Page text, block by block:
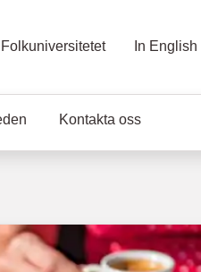
In English
Kontakta oss